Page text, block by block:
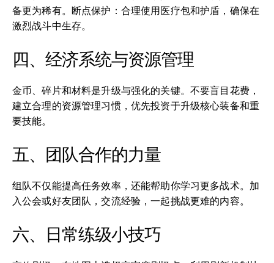
备更为稀有。断点保护：合理使用医疗包和护盾，确保在
激烈战斗中生存。
四、经济系统与资源管理
金币、碎片和材料是升级与强化的关键。不要盲目花费，
建立合理的资源管理习惯，优先投资于升级核心装备和重
要技能。
五、团队合作的力量
组队不仅能提高任务效率，还能帮助你学习更多战术。加
入公会或好友团队，交流经验，一起挑战更难的内容。
六、日常练级小技巧